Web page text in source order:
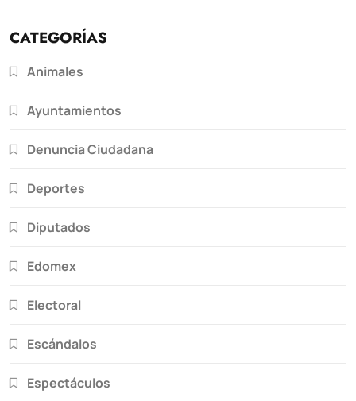
CATEGORÍAS
Animales
Ayuntamientos
Denuncia Ciudadana
Deportes
Diputados
Edomex
Electoral
Escándalos
Espectáculos